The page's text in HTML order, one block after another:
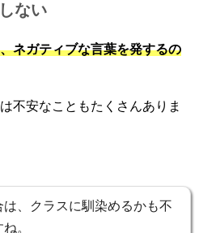
ない
ネガティブな言葉を発するの
不安なこともたくさんありま
は、クラスに馴染めるかも不
。